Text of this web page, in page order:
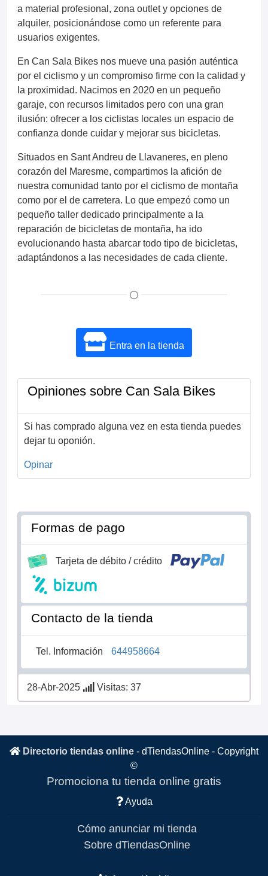
a material profesional, zona outlet y opciones de
alquiler, posicionándose como un referente para
usuarios exigentes.
En Can Sala Bikes nos mueve una pasión auténtica
por el ciclismo y un compromiso firme con la calidad y
la proximidad. Nacimos en 2020 en un pequeño
garaje, con recursos limitados pero con una gran
ilusión: ofrecer a los ciclistas locales un espacio de
confianza donde cuidar y mejorar sus bicicletas.
Situados en Sant Andreu de Llavaneres, en pleno
corazón del Maresme, compartimos la afición de
nuestra comunidad tanto por el ciclismo de montaña
como por el de carretera. Lo que empezó como un
pequeño taller dedicado principalmente a la
reparación de bicicletas de montaña, ha ido
evolucionando hasta abarcar todo tipo de bicicletas,
adaptándonos a las necesidades de cada cliente.
Entra en la tienda
Opiniones sobre Can Sala Bikes
Si has comprado alguna vez en esta tienda puedes
dejar tu oponión.
Opinar
Formas de pago
Tarjeta de débito / crédito
Contacto de la tienda
Tel. Información 644958664
28-Abr-2025 Visitas: 37
Directorio tiendas online - dTiendasOnline - Copyright
©
Promociona tu tienda online gratis
Ayuda
Cómo anunciar mi tienda
Sobre dTiendasOnline